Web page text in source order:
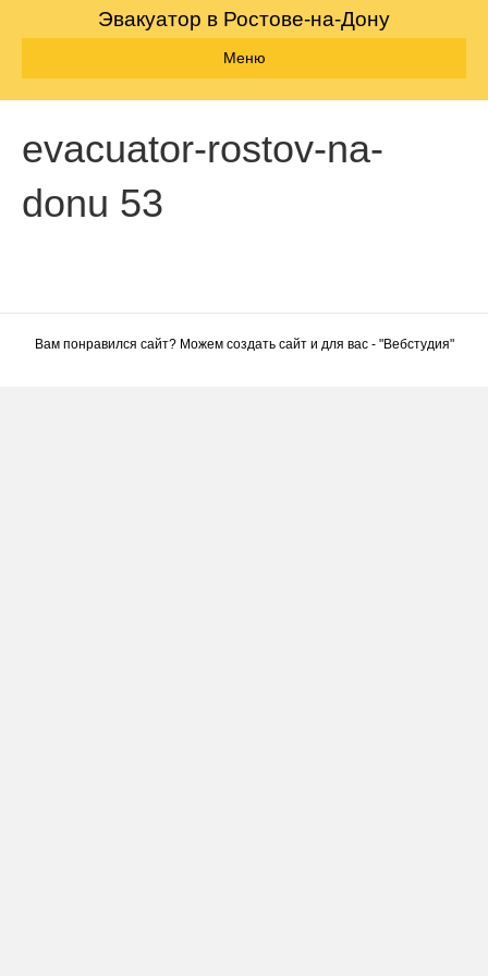
Эвакуатор в Ростове-на-Дону
Меню
evacuator-rostov-na-
donu 53
Вам понравился сайт? Можем создать сайт и для вас - "Вебстудия"